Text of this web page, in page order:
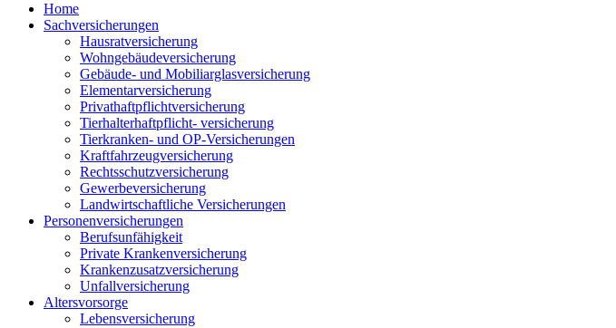
Home
Sachversicherungen
Hausratversicherung
Wohngebäudeversicherung
Gebäude- und Mobiliarglasversicherung
Elementarversicherung
Privathaftpflichtversicherung
Tierhalterhaftpflicht- versicherung
Tierkranken- und OP-Versicherungen
Kraftfahrzeugversicherung
Rechtsschutzversicherung
Gewerbeversicherung
Landwirtschaftliche Versicherungen
Personenversicherungen
Berufsunfähigkeit
Private Krankenversicherung
Krankenzusatzversicherung
Unfallversicherung
Altersvorsorge
Lebensversicherung